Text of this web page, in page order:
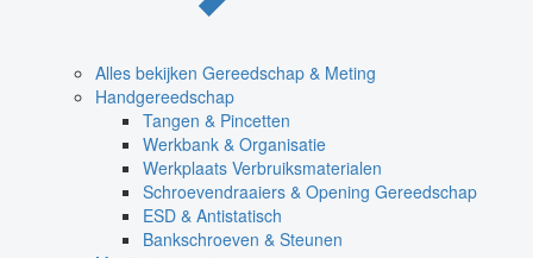
Alles bekijken Gereedschap & Meting
Handgereedschap
Tangen & Pincetten
Werkbank & Organisatie
Werkplaats Verbruiksmaterialen
Schroevendraaiers & Opening Gereedschap
ESD & Antistatisch
Bankschroeven & Steunen